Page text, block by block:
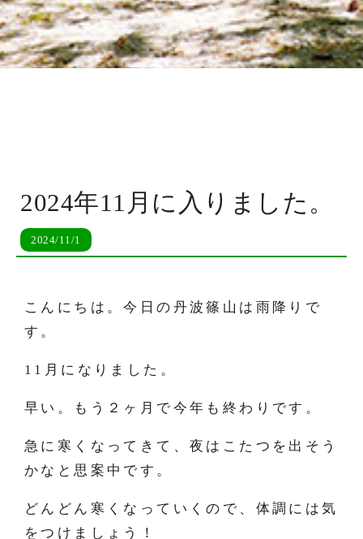
2024年11月に入りました。
2024/11/1
こんにちは。今日の丹波篠山は雨降りで
す。
11月になりました。
早い。もう２ヶ月で今年も終わりです。
急に寒くなってきて、夜はこたつを出そう
かなと思案中です。
どんどん寒くなっていくので、体調には気
をつけましょう！